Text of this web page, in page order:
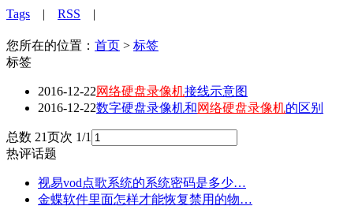
Tags | RSS |
您所在的位置： 首页 > 标签
标签
2016-12-22网络硬盘录像机接线示意图
2016-12-22数字硬盘录像机和网络硬盘录像机的区别
总数 21页次 1/1
热评话题
视易vod点歌系统的系统密码是多少…
金蝶软件里面怎样才能恢复禁用的物…